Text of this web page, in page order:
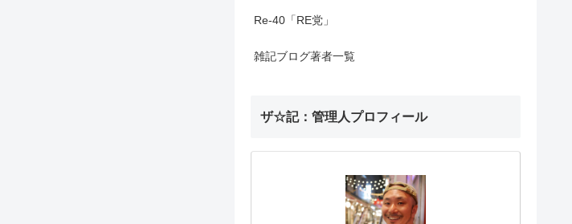
Re-40「RE党」
雑記ブログ著者一覧
ザ☆記：管理人プロフィール